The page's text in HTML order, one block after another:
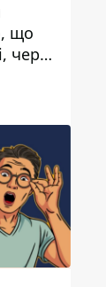
що
через